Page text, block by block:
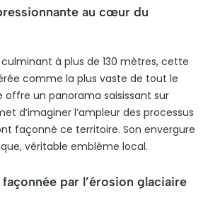
au cœur du
à plus de 130 mètres, cette
comme la plus vaste de tout le
offre un panorama saisissant sur
d’imaginer l’ampleur des processus
façonné ce territoire. Son envergure
véritable emblème local.
par l’érosion glaciaire